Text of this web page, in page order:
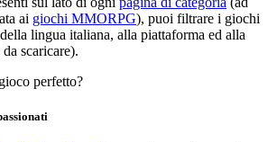
ai giochi MMORPG), puoi filtrare i giochi
lingua italiana, alla piattaforma ed alla
scaricare).
perfetto?